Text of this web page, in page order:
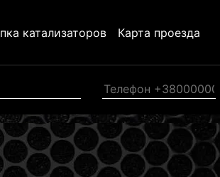
катализаторов Карта проезда